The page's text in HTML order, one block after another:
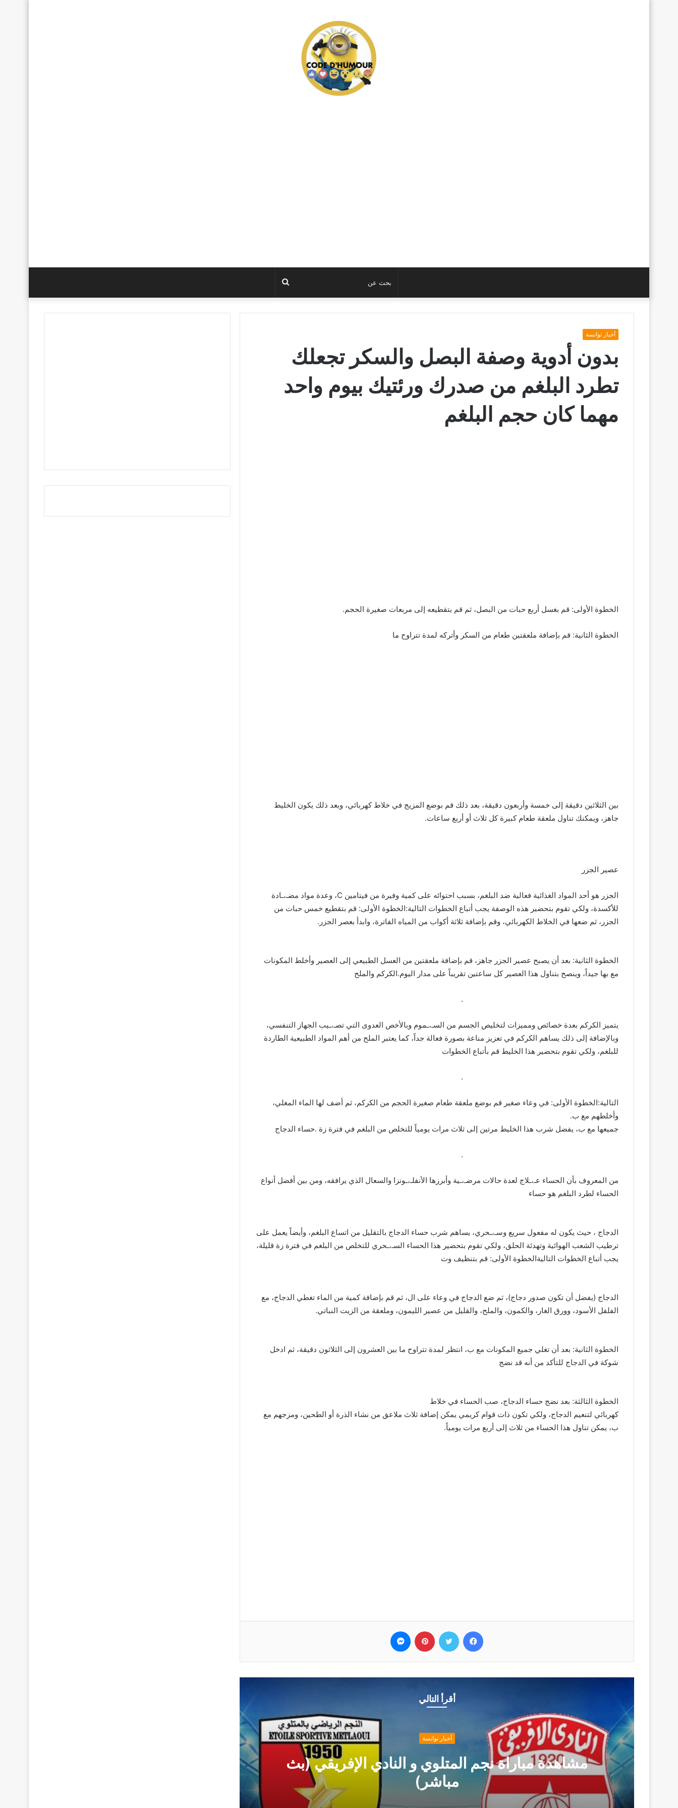
بحث
عن
أخبار توانسة
بدون أدوية وصفة البصل والسكر تجعلك
تطرد البلغم من صدرك ورئتيك بيوم واحد
مهما كان حجم البلغم
الخطوة الأولى: قم بغسل أربع حبات من البصل، ثم قم بتقطيعه إلى مربعات صغيرة الحجم.
الخطوة الثانية: قم بإضافة ملعقتين طعام من السكر وأتركه لمدة تتراوح ما ­ ­ ­ ­ ­ ­ ­ ­ ­ ­ ­ ­ ­ ­ ­ ­ ­ ­ ­ ­ ­ ­ ­ ­ ­ ­ ­ ­ ­ ­ ­ ­ ­ ­ ­ ­ ­ ­ ­ ­ ­ ­ ­ ­ ­ ­ ­ ­ ­ ­ ­ ­ ­ ­ ­ ­ ­ ­ ­ ­ ­ ­ ­ ­ ­
بين الثلاثين دقيقة إلى خمسة وأربعون دقيقة، بعد ذلك قم بوضع المزيج في خلاط كهربائي، وبعد ذلك يكون الخليط
جاهز، ويمكنك تناول ملعقة طعام كبيرة كل ثلاث أو أربع ساعات.
عصير الجزر
الجزر هو أحد المواد الغذائية فعالية ضد البلغم، بسبب احتوائه على كمية وفيرة من فيتامين C، وعدة مواد مضـ،ـادة
للأكسدة، ولكي تقوم بتحضير هذه الوصفة يجب أتباع الخطوات التالية:الخطوة الأولى: قم بتقطيع خمس حبات من
الجزر، ثم ضعها في الخلاط الكهربائي، وقم بإضافة ثلاثة أكواب من المياه الفاترة، وابدأ بعصر الجزر.
الخطوة الثانية: بعد أن يصبح عصير الجزر جاهز، قم بإضافة ملعقتين من العسل الطبيعي إلى العصير وأخلط المكونات
مع بها جيداً، وينصح بتناول هذا العصير كل ساعتين تقريباً على مدار اليوم.الكركم والملح
­ ­ ­ ­ ­ ­ ­ ­ ­ ­ ­ ­ ­ ­ ­ ­ ­ ­ ­ ­ ­ ­ ­ ­ ­ ­ ­ ­ ­ ­ ­ ­ ­ ­ ­ ­ ­ ­ ­ ­ ­ ­ ­ ­ ­ ­ ­ ­ ­ ­ ­ ­ ­ ­ ­ ­ ­ ­ ­ ­ ­ ­ ­ ­ ­ ­ ­ ­ ­ ­ ­ ­ ­ ­ ­ ­ ­ .
يتميز الكركم بعدة خصائص ومميزات لتخليص الجسم من السـ،ـموم وبالأخص العدوى التي تصـ،ـيب الجهاز التنفسي،
وبالإضافة إلى ذلك يساهم الكركم في تعزيز مناعة بصورة فعالة جداً، كما يعتبر الملح من أهم المواد الطبيعية الطاردة
للبلغم، ولكي تقوم بتحضير هذا الخليط قم بأتباع الخطوات
­ ­ ­ ­ ­ ­ ­ ­ ­ ­ ­ ­ ­ ­ ­ ­ ­ ­ ­ ­ ­ ­ ­ ­ ­ ­ ­ ­ ­ ­ ­ ­ ­ ­ ­ ­ ­ ­ ­ ­ ­ ­ ­ ­ ­ ­ ­ ­ ­ ­ ­ ­ ­ ­ ­ ­ ­ ­ ­ ­ ­ ­ ­ ­ ­ ­ ­ ­ ­ ­ ­ ­ ­ ­ ­ ­ ­ .
التالية:الخطوة الأولى: في وعاء صغير قم بوضع ملعقة طعام صغيرة الحجم من الكركم، ثم أضف لها الماء المغلي،
وأخلطهم مع ب.
جميعها مع ب، يفضل شرب هذا الخليط مرتين إلى ثلاث مرات يومياً للتخلص من البلغم في فترة زة .حساء الدجاج­ ­ ­
­ ­ ­ ­ ­ ­ ­ ­ ­ ­ ­ ­ ­ ­ ­ ­ ­ ­ ­ ­ ­ ­ ­ ­ ­ ­ ­ ­ ­ ­ ­ ­ ­ ­ ­ ­ ­ ­ ­ ­ ­ ­ ­ ­ ­ ­ ­ ­ ­ ­ ­ ­ ­ ­ ­ ­ ­ ­ ­ ­ ­ ­ ­ ­ ­ ­ ­ ­ ­ ­ ­ ­ ­ ­ ­ ­ ­ .
من المعروف بأن الحساء عـ،ـلاج لعدة حالات مرضـ،ـية وأبرزها الأنفلـ،ـونزا والسعال الذي يرافقه، ومن بين أفضل أنواع
الحساء لطرد البلغم هو حساء
الدجاج ، حيث يكون له مفعول سريع وسـ،ـحري، يساهم شرب حساء الدجاج بالتقليل من اتساع البلغم، وأيضاً يعمل على
ترطيب الشعب الهوائية وتهدئة الحلق، ولكي تقوم بتحضير هذا الحساء السـ،ـحري للتخلص من البلغم في فترة زة قليلة،
يجب أتباع الخطوات التاليةالخطوة الأولى: قم بتنظيف وت
الدجاج (يفضل أن تكون صدور دجاج)، ثم ضع الدجاج في وعاء على ال، ثم قم بإضافة كمية من الماء تغطي الدجاج، مع
الفلفل الأسود، وورق الغار، والكمون، والملح، والقليل من عصير الليمون، وملعقة من الزيت النباتي.
الخطوة الثانية: بعد أن تغلي جميع المكونات مع ب، انتظر لمدة تتراوح ما بين العشرون إلى الثلاثون دقيقة، ثم ادخل
شوكة في الدجاج للتأكد من أنه قد نضج
الخطوة الثالثة: بعد نضج حساء الدجاج، صب الحساء في خلاط
كهربائي لتنعيم الدجاج، ولكي تكون ذات قوام كريمي يمكن إضافة ثلاث ملاعق من نشاء الذرة أو الطحين، ومزجهم مع
ب، يمكن تناول هذا الحساء من ثلاث إلى أربع مرات يومياً.
فيسبوك تويتر بينتيريست
أقرأ التالي
أخبار توانسة
مشاهدة مباراة نجم المتلوي و النادي الإفريقي (بث
مباشر)
قرار رسمي من حمدي المدب بخصوص ماهر